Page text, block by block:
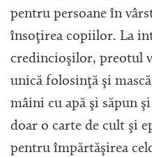
pentru persoane în
însoţirea copiilor. La
credincioşilor, preotul
unică folosinţă şi
mâini cu apă şi săpun
doar o carte de cult şi
pentru împărtăşirea